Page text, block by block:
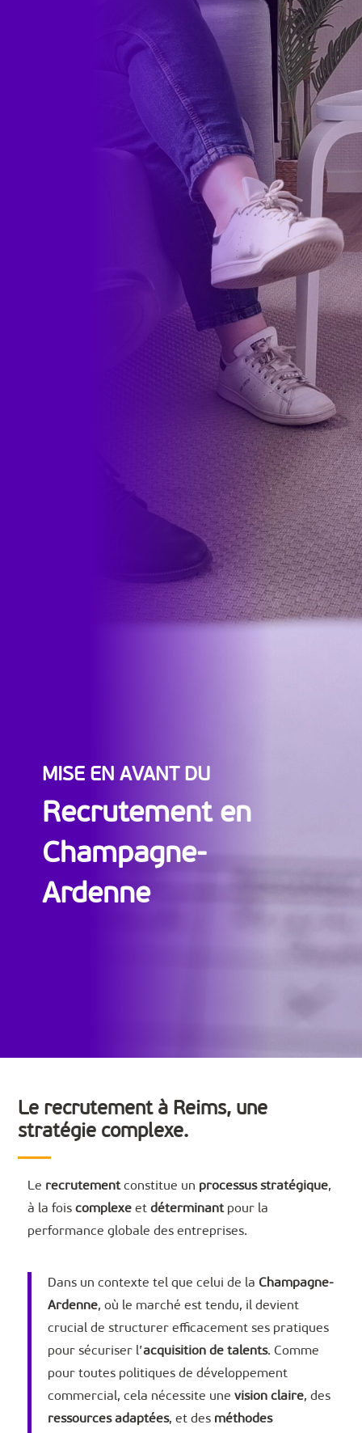
MISE EN AVANT DU
Recrutement en
Champagne-
Ardenne
Le recrutement à Reims, une
stratégie complexe.
Le recrutementconstitue un processus stratégique,
à la fois complexeet déterminantpour la
performance globale des entreprises.
Dans un contexte tel que celui de la Champagne-
Ardenne, où le marché est tendu, il devient
crucial de structurer efficacement ses pratiques
pour sécuriser l’acquisition de talents. Comme
pour toutes politiques de développement
commercial, cela nécessite une vision claire, des
ressources adaptées, et des méthodes